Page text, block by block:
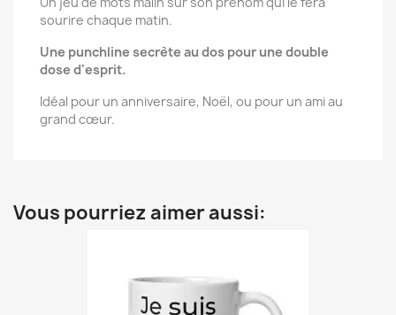
sourire chaque matin.
Une punchline secrète au dos pour une double
dose d'esprit.
Idéal pour un anniversaire, Noël, ou pour un ami au
grand cœur.
Vous pourriez aimer aussi: